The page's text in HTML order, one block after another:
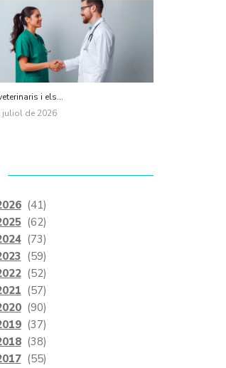
i els...
juliol de 2026
(41)
(62)
(73)
(59)
(52)
(57)
(90)
(37)
(38)
(55)